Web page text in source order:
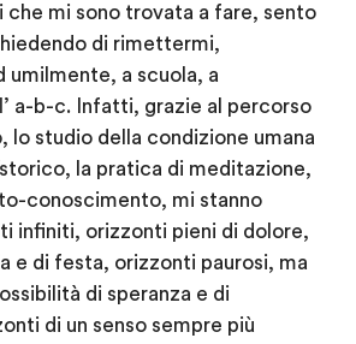
mi sono trovata a fare, sento
di rimettermi,
umilmente, a scuola, a
a-b-c. Infatti, grazie al percorso
lo studio della condizione umana
la pratica di meditazione,
conoscimento, mi stanno
infiniti, orizzonti pieni di dolore,
e di festa, orizzonti paurosi, ma
di speranza e di
di un senso sempre più